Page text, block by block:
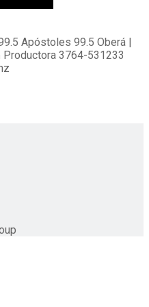
Apóstoles 99.5 Oberá |
3764-531233